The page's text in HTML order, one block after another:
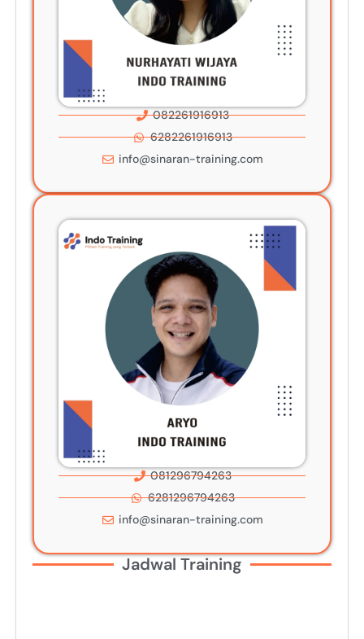
082261916913
6282261916913
info@sinaran-training.com
081296794263
6281296794263
info@sinaran-training.com
Jadwal Training